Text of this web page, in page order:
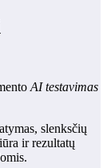
AI testavimas
slenksčių
ir rezultatų